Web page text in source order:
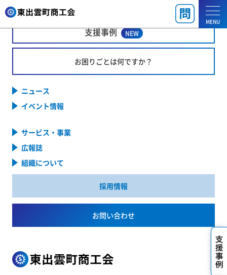
MENU
支援事例 NEW
お困りごとは何ですか？
ニュース
イベント情報
サービス・事業
広報誌
組織について
採用情報
お問い合わせ